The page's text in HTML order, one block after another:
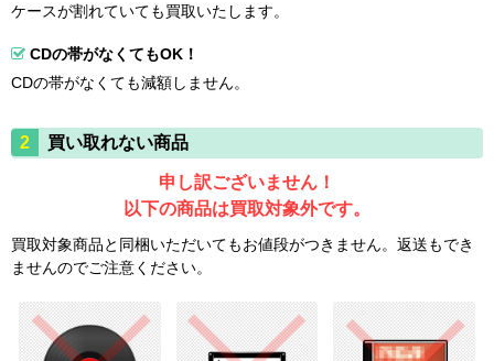
ケースが割れていても買取いたします。
CDの帯がなくてもOK！
CDの帯がなくても減額しません。
買い取れない商品
申し訳ございません！
以下の商品は買取対象外です。
買取対象商品と同梱いただいてもお値段がつきません。返送もでき
ませんのでご注意ください。